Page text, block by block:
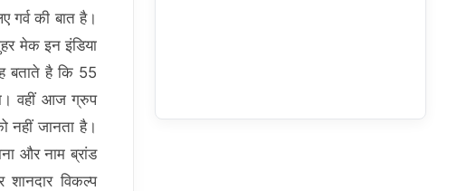
गर्व की बात है।
मेक इन इंडिया
बताते है कि 55
वहीं आज ग्रुप
नहीं जानता है।
और नाम ब्रांड
विकल्प